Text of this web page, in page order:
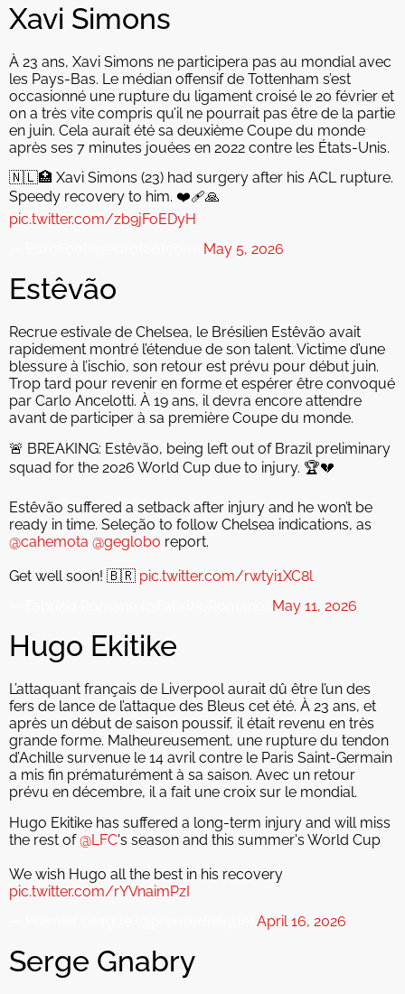
Xavi Simons
À 23 ans, Xavi Simons ne participera pas au mondial avec
les Pays-Bas. Le médian offensif de Tottenham s’est
occasionné une rupture du ligament croisé le 20 février et
on a très vite compris qu’il ne pourrait pas être de la partie
en juin. Cela aurait été sa deuxième Coupe du monde
après ses 7 minutes jouées en 2022 contre les États-Unis.
🇳🇱🏥 Xavi Simons (23) had surgery after his ACL rupture.
Speedy recovery to him. ❤️‍🩹🙏
pic.twitter.com/zb9jFoEDyH
May 5, 2026
Estêvão
Recrue estivale de Chelsea, le Brésilien Estêvão avait
rapidement montré l’étendue de son talent. Victime d’une
blessure à l’ischio, son retour est prévu pour début juin.
Trop tard pour revenir en forme et espérer être convoqué
par Carlo Ancelotti. À 19 ans, il devra encore attendre
avant de participer à sa première Coupe du monde.
🚨 BREAKING: Estêvão, being left out of Brazil preliminary
squad for the 2026 World Cup due to injury. 🏆💔
Estêvão suffered a setback after injury and he won’t be
ready in time. Seleção to follow Chelsea indications, as
@cahemota @geglobo report.
Get well soon! 🇧🇷 pic.twitter.com/rwtyi1XC8l
May 11, 2026
Hugo Ekitike
L’attaquant français de Liverpool aurait dû être l’un des
fers de lance de l’attaque des Bleus cet été. À 23 ans, et
après un début de saison poussif, il était revenu en très
grande forme. Malheureusement, une rupture du tendon
d’Achille survenue le 14 avril contre le Paris Saint-Germain
a mis fin prématurément à sa saison. Avec un retour
prévu en décembre, il a fait une croix sur le mondial.
Hugo Ekitike has suffered a long-term injury and will miss
the rest of@LFC's season and this summer's World Cup
We wish Hugo all the best in his recovery
pic.twitter.com/rYVnaimPzI
April 16, 2026
Serge Gnabry